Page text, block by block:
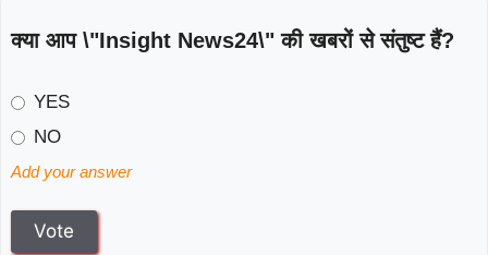
क्या आप \"Insight News24\" की खबरों से संतुष्ट हैं?
YES
NO
Add your answer